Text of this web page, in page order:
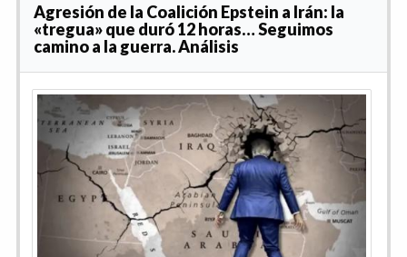
Agresión de la Coalición Epstein a Irán: la
«tregua» que duró 12 horas… Seguimos
camino a la guerra. Análisis